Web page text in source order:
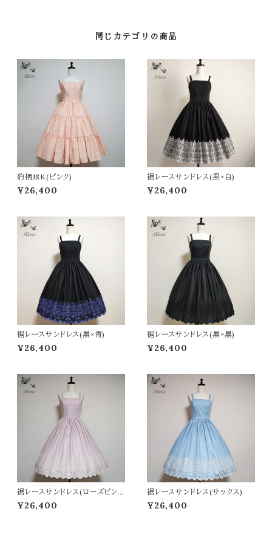
同じカテゴリの商品
豹柄JSK(ピンク)
¥26,400
裾レースサンドレス(黒×白)
¥26,400
裾レースサンドレス(黒×青)
¥26,400
裾レースサンドレス(黒×黒)
¥26,400
裾レースサンドレス(ローズピン
ク)
¥26,400
裾レースサンドレス(サックス)
¥26,400